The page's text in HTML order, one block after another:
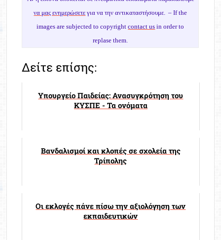
να μας ενημερώσετε για να την αντικαταστήσουμε. –If the
images are subjected to copyrightcontact us in order to
replase them.
Δείτε επίσης:
Υπουργείο Παιδείας: Ανασυγκρότηση του
ΚΥΣΠΕ - Τα ονόματα
Βανδαλισμοί και κλοπές σε σχολεία της
Τρίπολης
Οι εκλογές πάνε πίσω την αξιολόγηση των
εκπαιδευτικών